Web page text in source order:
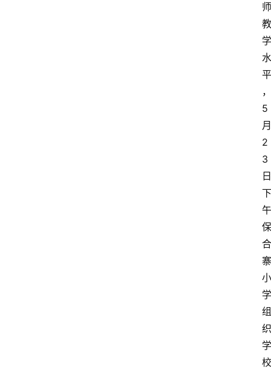
师
教
学
水
平
，
5
月
2
3
日
下
午
保
合
寨
小
学
组
织
学
校